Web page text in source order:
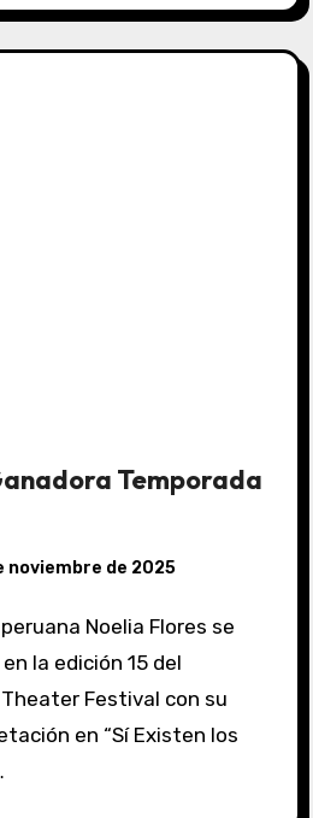
Temporada
noviembre de 2025
la edición 15 del
Festival con su
en “Sí Existen los